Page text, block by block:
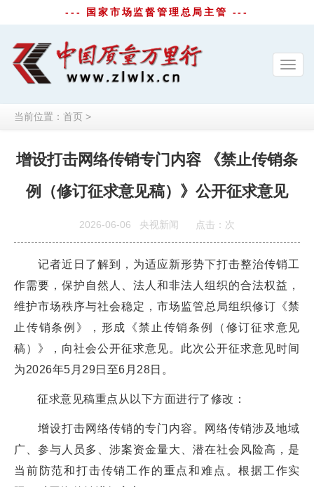
--- 国家市场监督管理总局主管 ---
当前位置： 首页 >
增设打击网络传销专门内容 《禁止传销条
例（修订征求意见稿）》公开征求意见
2026-06-06 央视新闻 点击： 次
记者近日了解到，为适应新形势下打击整治传销工
作需要，保护自然人、法人和非法人组织的合法权益，
维护市场秩序与社会稳定，市场监管总局组织修订《禁
止传销条例》，形成《禁止传销条例（修订征求意见
稿）》，向社会公开征求意见。此次公开征求意见时间
为2026年5月29日至6月28日。
征求意见稿重点从以下方面进行了修改：
增设打击网络传销的专门内容。网络传销涉及地域
广、参与人员多、涉案资金量大、潜在社会风险高，是
当前防范和打击传销工作的重点和难点。根据工作实